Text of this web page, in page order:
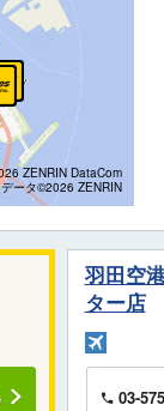
ZENRIN DataCom
ータ©2026 ZENRIN
羽田空
ター店
03-